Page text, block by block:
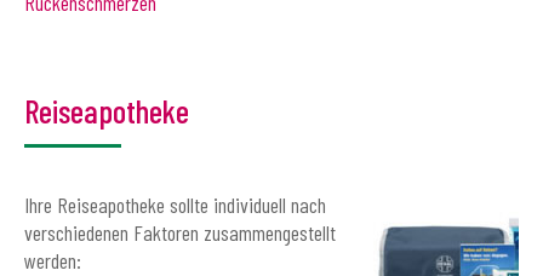
Reiseapotheke
Ihre Reiseapotheke sollte individuell nach
verschiedenen Faktoren zusammengestellt
werden: